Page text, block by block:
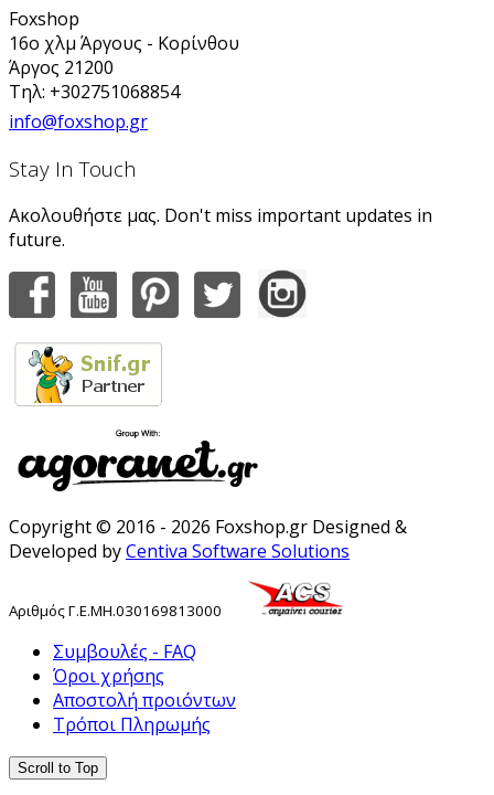
Foxshop
16ο χλμ Άργους - Κορίνθου
Άργος 21200
Τηλ: +302751068854
info@foxshop.gr
Stay In Touch
Ακολουθήστε μας. Don't miss important updates in
future.
Copyright © 2016 - 2026 Foxshop.gr Designed &
Developed byCentiva Software Solutions
ΑριθμόςΓ.Ε.ΜΗ.030169813000
Συμβουλές - FAQ
Όροι χρήσης
Αποστολή προιόντων
Τρόποι Πληρωμής
Scroll to Top